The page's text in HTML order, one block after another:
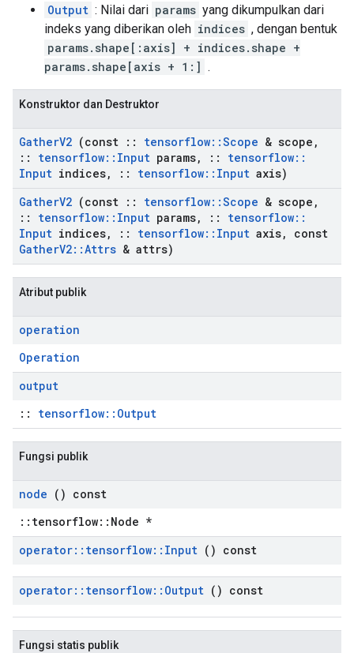
Output : Nilai dari params yang dikumpulkan dari
indeks yang diberikan oleh indices , dengan bentuk
params.shape[:axis] + indices.shape +
params.shape[axis + 1:] .
Konstruktor dan Destruktor
GatherV2 (const :: tensorflow::Scope & scope ,
::
tensorflow:: Input params, :: tensorflow::
Input indices, :: tensorflow:: Input axis)
GatherV2 (const :: tensorflow::Scope & scope ,
::
tensorflow:: Input params, :: tensorflow::
Input indices, :: tensorflow:: Input axis,
const
GatherV2::Attrs & attrs)
Atribut publik
operation
Operation
output
:: tensorflow::Output
Fungsi publik
node () const
::tensorflow::Node *
operator:: tensorflow:: Input () const
operator:: tensorflow:: Output () const
Fungsi statis publik